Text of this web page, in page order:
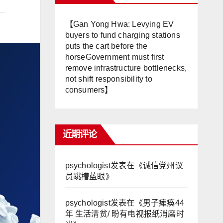
【Gan Yong Hwa: Levying EV
buyers to fund charging stations
puts the cart before the
horseGovernment must first
remove infrastructure bottlenecks,
not shift responsibility to
consumers】
近期评论
psychologist发表在《诚信党州议
员跳槽蓝眼》
psychologist发表在《男子瘫痪44
年 生活清贫/ 盼有电视报纸消磨时